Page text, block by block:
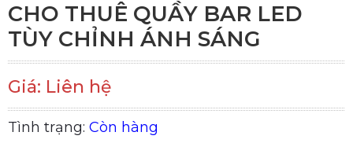
CHO THUÊ QUẦY BAR LED
TÙY CHỈNH ÁNH SÁNG
Giá: Liên hệ
Tình trạng: Còn hàng